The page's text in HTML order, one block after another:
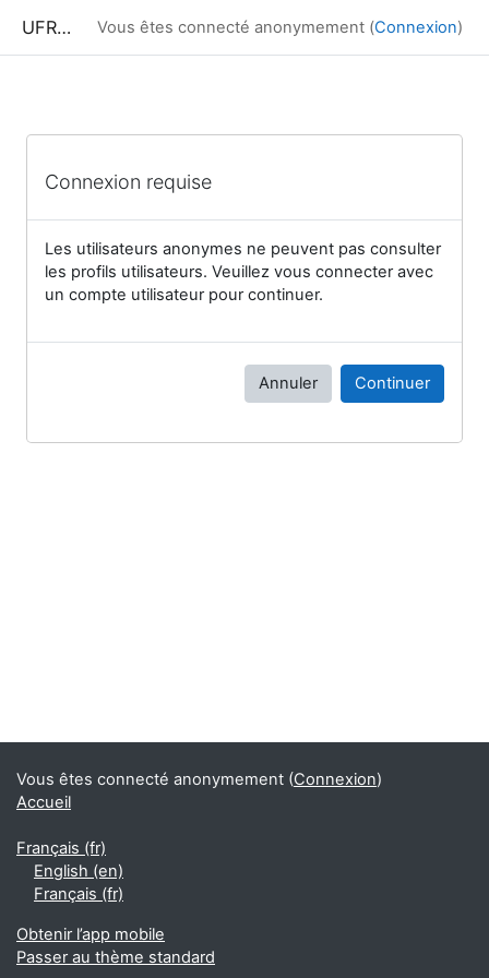
UFRIM²AG : Moodle Vous êtes connecté anonymement (Connexion)
Connexion requise
Les utilisateurs anonymes ne peuvent pas consulter
les profils utilisateurs. Veuillez vous connecter avec
un compte utilisateur pour continuer.
Annuler Continuer
Vous êtes connecté anonymement (Connexion)
Accueil
Français ‎(fr)‎
English ‎(en)‎
Français ‎(fr)‎
Obtenir l’app mobile
Passer au thème standard